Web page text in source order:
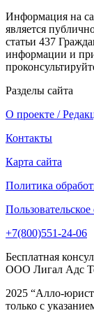
Информация на
является
статьи 437
информации и
Разделы сайта
О проекте /
Контакты
Карта сайта
Политика
+7(800)551-24-06
Бесплатная
ООО Лигал Адс
2025 “Алло-
только с